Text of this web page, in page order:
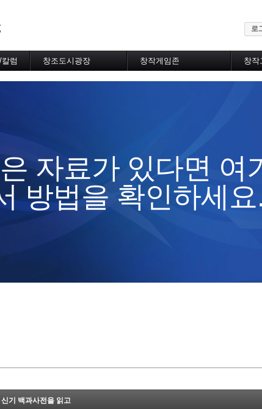
로
럼 창조도시광장
막장쓰레기암울한인생
오프모임게시판
허름한산장
창작게임존
게임리뷰
게임공략
제작강의실
제작비법교류
게임제작정보교류
창작
자료가 있다면 여
방법을 확인하세요
기 백과사전을 읽고